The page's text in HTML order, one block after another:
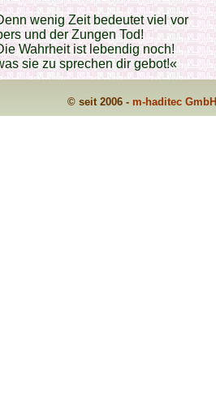
wenig Zeit bedeutet viel vor
und der Zungen Tod!
Wahrheit ist lebendig noch!
sie zu sprechen dir gebot!«
© seit 2006 - m-haditec GmbH